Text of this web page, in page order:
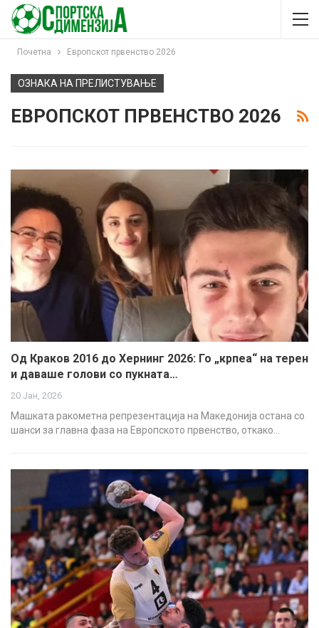
Почетна Европскот првенство 2026
ОЗНАКА НА ПРЕЛИСТУВАЊЕ
ЕВРОПСКОТ ПРВЕНСТВО 2026
Од Краков 2016 до Хернинг 2026: Го „крпеа“ на терен
и даваше голови со пукната…
20 Јан, 2026
Машката ракометна репрезентација на Македонија остана со
шанси за главна фаза на Европското првенство, откако…